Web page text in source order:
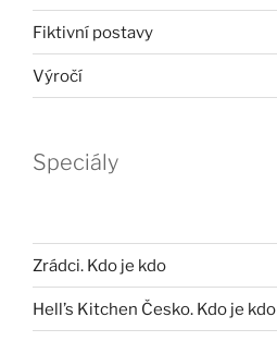
Fiktivní postavy
Výročí
Speciály
Zrádci. Kdo je kdo
Hell’s Kitchen Česko. Kdo je kdo